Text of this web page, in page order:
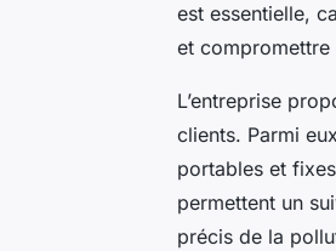
est essentielle,
et compromettre
L’entreprise
clients. Parmi
portables et
permettent un
précis de la